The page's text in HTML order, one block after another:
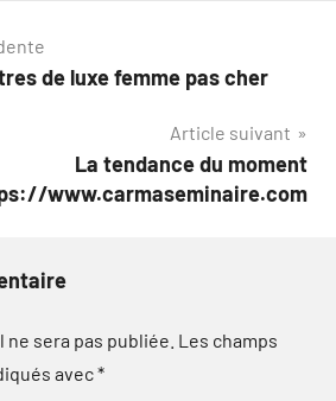
de luxe femme pas cher
Article suivant
La tendance du moment
www.carmaseminaire.com
sera pas publiée. Les champs
avec*